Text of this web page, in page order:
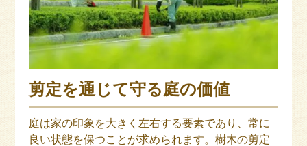
剪定を通じて守る庭の価値
庭は家の印象を大きく左右する要素であり、常に
良い状態を保つことが求められます。樹木の剪定